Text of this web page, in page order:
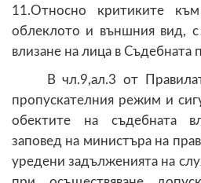
11.Относно критиките
облеклото и външния вид,
влизане на лица в Съдебната
В чл.9,ал.3 от
пропускателния режим и
обектите на съдебната
заповед на министъра на
уредени задълженията на